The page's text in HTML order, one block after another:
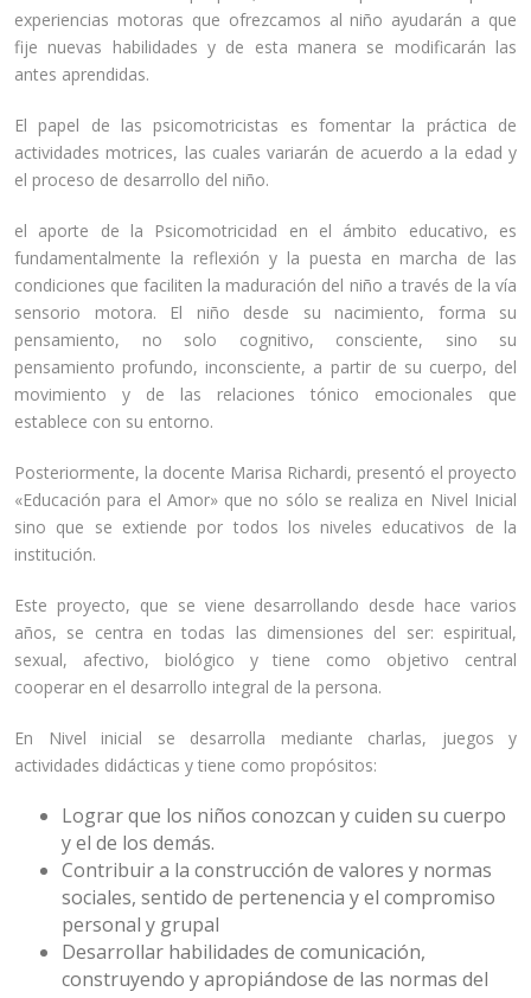
experiencias motoras que ofrezcamos al niño ayudarán a que
fije nuevas habilidades y de esta manera se modificarán las
antes aprendidas.
El papel de las psicomotricistas es fomentar la práctica de
actividades motrices, las cuales variarán de acuerdo a la edad y
el proceso de desarrollo del niño.
el aporte de la Psicomotricidad en el ámbito educativo, es
fundamentalmente la reflexión y la puesta en marcha de las
condiciones que faciliten la maduración del niño a través de la vía
sensorio motora. El niño desde su nacimiento, forma su
pensamiento, no solo cognitivo, consciente, sino su
pensamiento profundo, inconsciente, a partir de su cuerpo, del
movimiento y de las relaciones tónico emocionales que
establece con su entorno.
Posteriormente, la docente Marisa Richardi, presentó el proyecto
«Educación para el Amor» que no sólo se realiza en Nivel Inicial
sino que se extiende por todos los niveles educativos de la
institución.
Este proyecto, que se viene desarrollando desde hace varios
años, se centra en todas las dimensiones del ser: espiritual,
sexual, afectivo, biológico y tiene como objetivo central
cooperar en el desarrollo integral de la persona.
En Nivel inicial se desarrolla mediante charlas, juegos y
actividades didácticas y tiene como propósitos:
Lograr que los niños conozcan y cuiden su cuerpo
y el de los demás.
Contribuir a la construcción de valores y normas
sociales, sentido de pertenencia y el compromiso
personal y grupal
Desarrollar habilidades de comunicación,
construyendo y apropiándose de las normas del